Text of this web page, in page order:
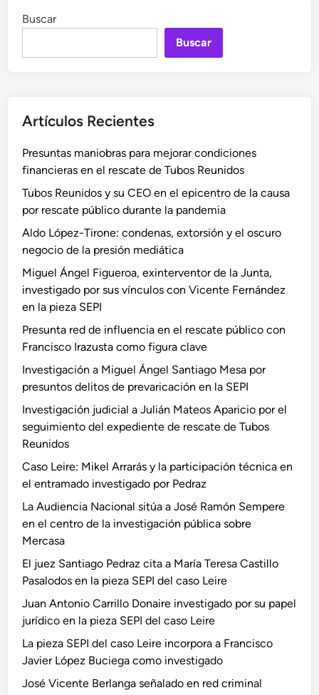
Buscar
Buscar
Artículos Recientes
Presuntas maniobras para mejorar condiciones
financieras en el rescate de Tubos Reunidos
Tubos Reunidos y su CEO en el epicentro de la causa
por rescate público durante la pandemia
Aldo López-Tirone: condenas, extorsión y el oscuro
negocio de la presión mediática
Miguel Ángel Figueroa, exinterventor de la Junta,
investigado por sus vínculos con Vicente Fernández
en la pieza SEPI
Presunta red de influencia en el rescate público con
Francisco Irazusta como figura clave
Investigación a Miguel Ángel Santiago Mesa por
presuntos delitos de prevaricación en la SEPI
Investigación judicial a Julián Mateos Aparicio por el
seguimiento del expediente de rescate de Tubos
Reunidos
Caso Leire: Mikel Arrarás y la participación técnica en
el entramado investigado por Pedraz
La Audiencia Nacional sitúa a José Ramón Sempere
en el centro de la investigación pública sobre
Mercasa
El juez Santiago Pedraz cita a María Teresa Castillo
Pasalodos en la pieza SEPI del caso Leire
Juan Antonio Carrillo Donaire investigado por su papel
jurídico en la pieza SEPI del caso Leire
La pieza SEPI del caso Leire incorpora a Francisco
Javier López Buciega como investigado
José Vicente Berlanga señalado en red criminal